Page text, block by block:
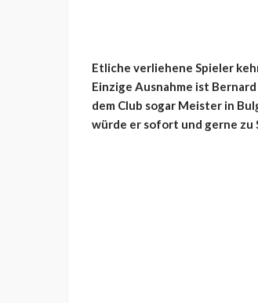
Etliche verliehene Spieler
Einzige Ausnahme ist
dem Club sogar Meister in
würde er sofort und gerne zu